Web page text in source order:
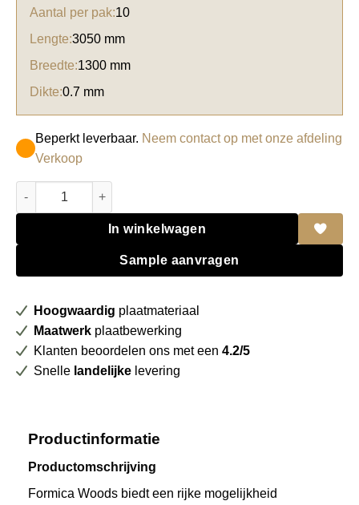
Aantal per pak:10
Lengte:3050 mm
Breedte:1300 mm
Dikte:0.7 mm
Beperkt leverbaar. Neem contact op met onze afdeling
Verkoop
Formica HPL F6306 Wenge strand Matte (58) aantal
In winkelwagen
Sample aanvragen
Hoogwaardig plaatmateriaal
Maatwerk plaatbewerking
Klanten beoordelen ons met een 4.2/5
Snelle landelijke levering
Productinformatie
Productomschrijving
Formica Woods biedt een rijke mogelijkheid